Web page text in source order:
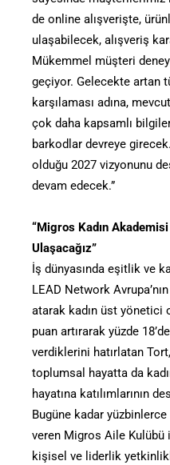
de online alışverişte,
ulaşabilecek, alışveriş
Mükemmel müşteri
geçiyor. Gelecekte artan
karşılaması adına,
çok daha kapsamlı
barkodlar devreye
olduğu 2027 vizyonunu
devam edecek.”
“Migros Kadın
Ulaşacağız”
İş dünyasında eşitlik ve
LEAD Network
atarak kadın üst yönetici
puan artırarak yüzde
verdiklerini hatırlatan
toplumsal hayatta da
hayatına katılımlarının
Bugüne kadar
veren Migros Aile Kulübü
kişisel ve liderlik